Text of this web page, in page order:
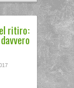
ritiro: